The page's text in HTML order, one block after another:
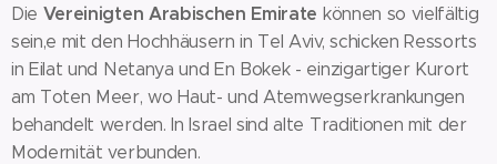
Die Vereinigten Arabischen Emirate können so vielfältig
sein,e mit den Hochhäusern in Tel Aviv, schicken Ressorts
in Eilat und Netanya und En Bokek - einzigartiger Kurort
am Toten Meer, wo Haut- und Atemwegserkrankungen
behandelt werden. In Israel sind alte Traditionen mit der
Modernität verbunden.